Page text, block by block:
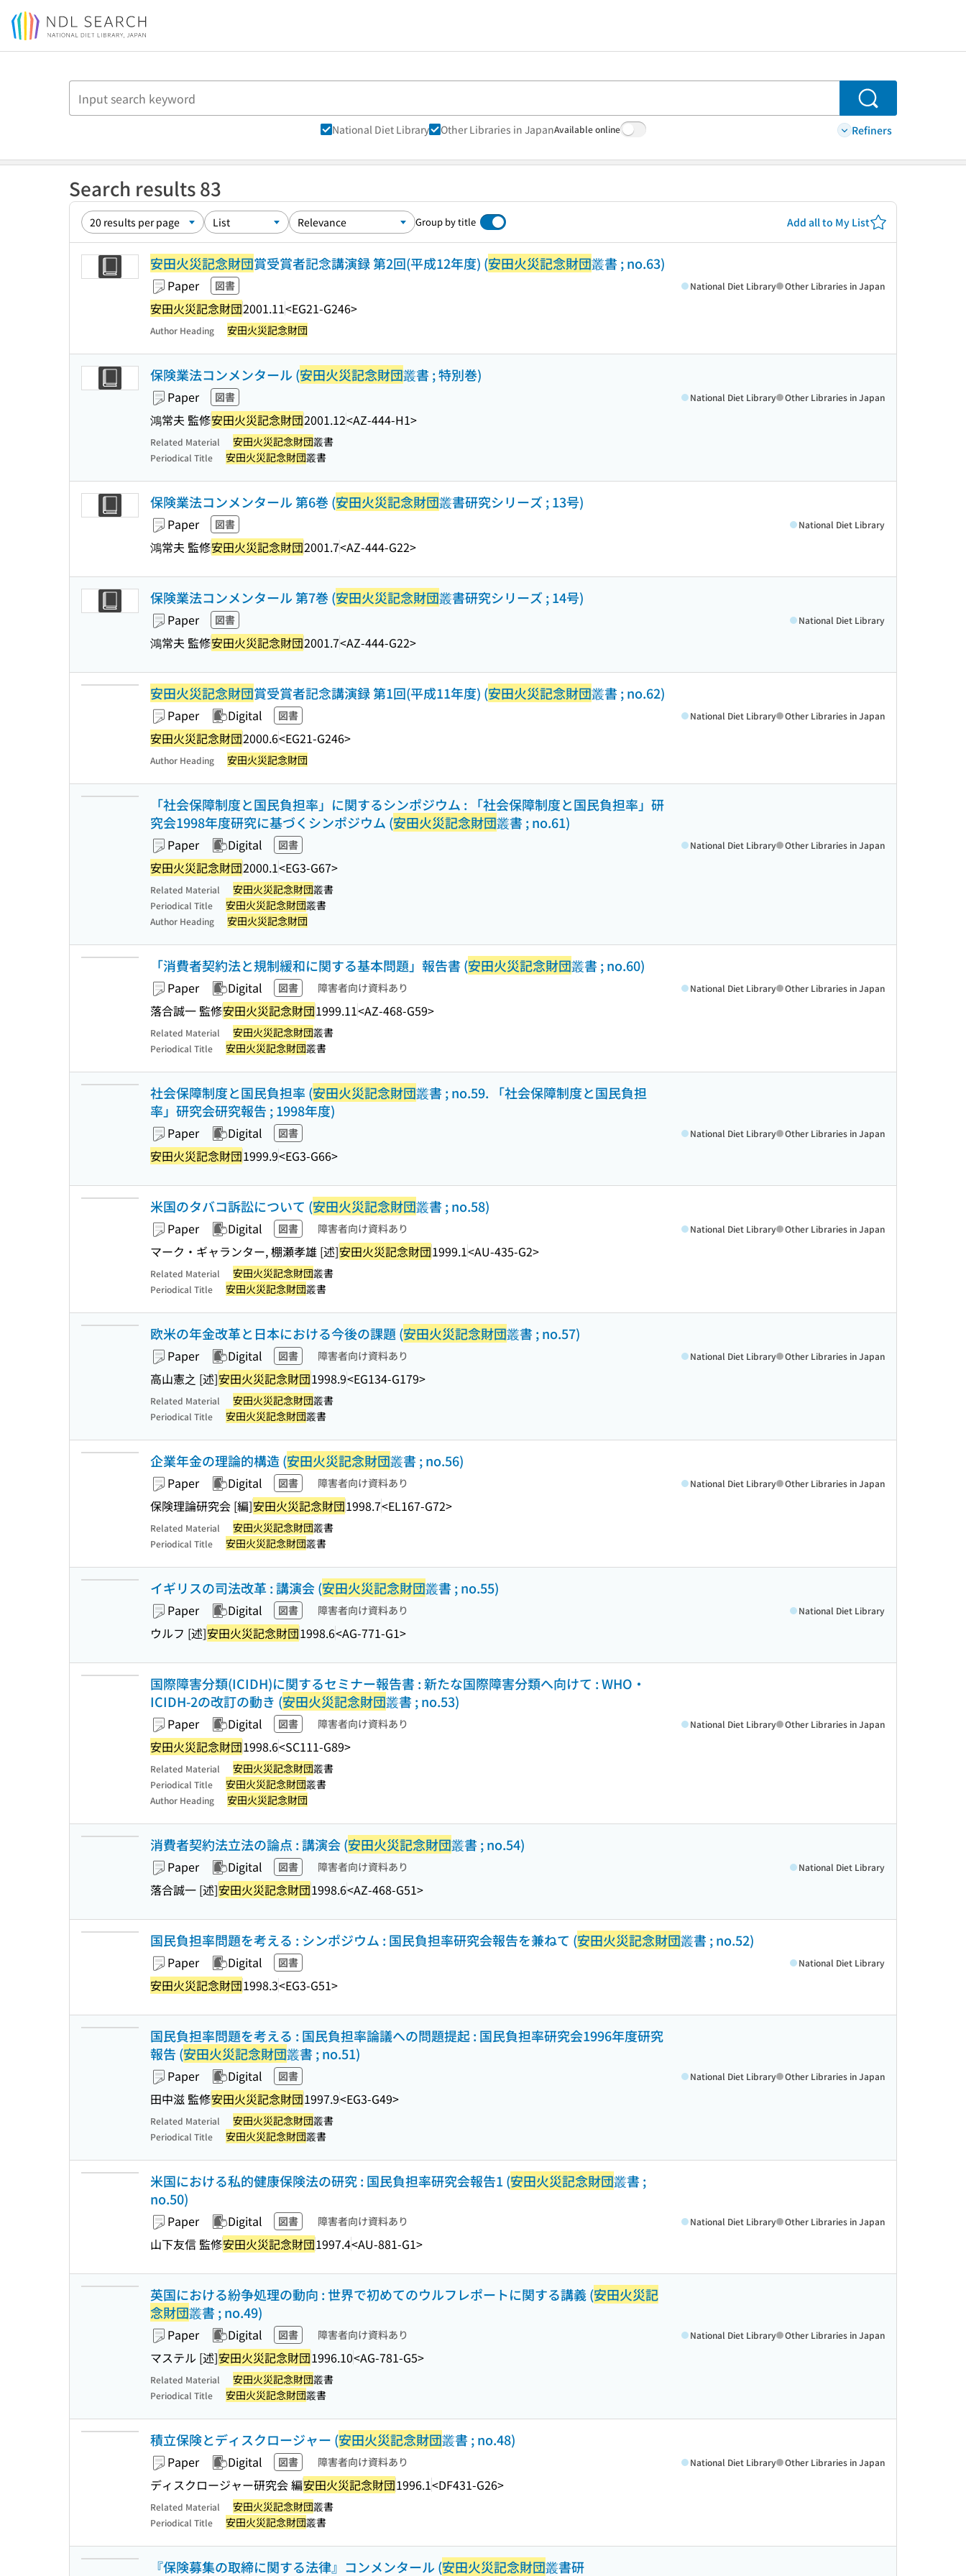
Jump to main content
Search
National Diet Library Other Libraries in JapanAvailable online Refiners
Search results 83
Group by title Add all to My List
安田火災記念財団賞受賞者記念講演録 第2回(平成12年度) (安田火災記念財団叢書 ; no.63)
Paper 図書
安田火災記念財団2001.11<EG21-G246>
National Diet Library Other Libraries in Japan
Author Heading 安田火災記念財団
保険業法コンメンタール (安田火災記念財団叢書 ; 特別巻)
Paper 図書
鴻常夫 監修安田火災記念財団2001.12<AZ-444-H1>
National Diet Library Other Libraries in Japan
Related Material 安田火災記念財団叢書
Periodical Title 安田火災記念財団叢書
保険業法コンメンタール 第6巻 (安田火災記念財団叢書研究シリーズ ; 13号)
Paper 図書
鴻常夫 監修安田火災記念財団2001.7<AZ-444-G22>
National Diet Library
保険業法コンメンタール 第7巻 (安田火災記念財団叢書研究シリーズ ; 14号)
Paper 図書
鴻常夫 監修安田火災記念財団2001.7<AZ-444-G22>
National Diet Library
安田火災記念財団賞受賞者記念講演録 第1回(平成11年度) (安田火災記念財団叢書 ; no.62)
Paper Digital 図書
安田火災記念財団2000.6<EG21-G246>
National Diet Library Other Libraries in Japan
Author Heading 安田火災記念財団
「社会保障制度と国民負担率」に関するシンポジウム : 「社会保障制度と国民負担率」研
究会1998年度研究に基づくシンポジウム (安田火災記念財団叢書 ; no.61)
Paper Digital 図書
安田火災記念財団2000.1<EG3-G67>
National Diet Library Other Libraries in Japan
Related Material 安田火災記念財団叢書
Periodical Title 安田火災記念財団叢書
Author Heading 安田火災記念財団
「消費者契約法と規制緩和に関する基本問題」報告書 (安田火災記念財団叢書 ; no.60)
Paper Digital 図書 障害者向け資料あり
落合誠一 監修安田火災記念財団1999.11<AZ-468-G59>
National Diet Library Other Libraries in Japan
Related Material 安田火災記念財団叢書
Periodical Title 安田火災記念財団叢書
社会保障制度と国民負担率 (安田火災記念財団叢書 ; no.59. 「社会保障制度と国民負担
率」研究会研究報告 ; 1998年度)
Paper Digital 図書
安田火災記念財団1999.9<EG3-G66>
National Diet Library Other Libraries in Japan
米国のタバコ訴訟について (安田火災記念財団叢書 ; no.58)
Paper Digital 図書 障害者向け資料あり
マーク・ギャランター, 棚瀬孝雄 [述]安田火災記念財団1999.1<AU-435-G2>
National Diet Library Other Libraries in Japan
Related Material 安田火災記念財団叢書
Periodical Title 安田火災記念財団叢書
欧米の年金改革と日本における今後の課題 (安田火災記念財団叢書 ; no.57)
Paper Digital 図書 障害者向け資料あり
高山憲之 [述]安田火災記念財団1998.9<EG134-G179>
National Diet Library Other Libraries in Japan
Related Material 安田火災記念財団叢書
Periodical Title 安田火災記念財団叢書
企業年金の理論的構造 (安田火災記念財団叢書 ; no.56)
Paper Digital 図書 障害者向け資料あり
保険理論研究会 [編]安田火災記念財団1998.7<EL167-G72>
National Diet Library Other Libraries in Japan
Related Material 安田火災記念財団叢書
Periodical Title 安田火災記念財団叢書
イギリスの司法改革 : 講演会 (安田火災記念財団叢書 ; no.55)
Paper Digital 図書 障害者向け資料あり
ウルフ [述]安田火災記念財団1998.6<AG-771-G1>
National Diet Library
国際障害分類(ICIDH)に関するセミナー報告書 : 新たな国際障害分類へ向けて : WHO・
ICIDH-2の改訂の動き (安田火災記念財団叢書 ; no.53)
Paper Digital 図書 障害者向け資料あり
安田火災記念財団1998.6<SC111-G89>
National Diet Library Other Libraries in Japan
Related Material 安田火災記念財団叢書
Periodical Title 安田火災記念財団叢書
Author Heading 安田火災記念財団
消費者契約法立法の論点 : 講演会 (安田火災記念財団叢書 ; no.54)
Paper Digital 図書 障害者向け資料あり
落合誠一 [述]安田火災記念財団1998.6<AZ-468-G51>
National Diet Library
国民負担率問題を考える : シンポジウム : 国民負担率研究会報告を兼ねて (安田火災記念財団叢書 ; no.52)
Paper Digital 図書
安田火災記念財団1998.3<EG3-G51>
National Diet Library
国民負担率問題を考える : 国民負担率論議への問題提起 : 国民負担率研究会1996年度研究
報告 (安田火災記念財団叢書 ; no.51)
Paper Digital 図書
田中滋 監修安田火災記念財団1997.9<EG3-G49>
National Diet Library Other Libraries in Japan
Related Material 安田火災記念財団叢書
Periodical Title 安田火災記念財団叢書
米国における私的健康保険法の研究 : 国民負担率研究会報告1 (安田火災記念財団叢書 ;
no.50)
Paper Digital 図書 障害者向け資料あり
山下友信 監修安田火災記念財団1997.4<AU-881-G1>
National Diet Library Other Libraries in Japan
英国における紛争処理の動向 : 世界で初めてのウルフレポートに関する講義 (安田火災記
念財団叢書 ; no.49)
Paper Digital 図書 障害者向け資料あり
マステル [述]安田火災記念財団1996.10<AG-781-G5>
National Diet Library Other Libraries in Japan
Related Material 安田火災記念財団叢書
Periodical Title 安田火災記念財団叢書
積立保険とディスクロージャー (安田火災記念財団叢書 ; no.48)
Paper Digital 図書 障害者向け資料あり
ディスクロージャー研究会 編安田火災記念財団1996.1<DF431-G26>
National Diet Library Other Libraries in Japan
Related Material 安田火災記念財団叢書
Periodical Title 安田火災記念財団叢書
『保険募集の取締に関する法律』コンメンタール (安田火災記念財団叢書研